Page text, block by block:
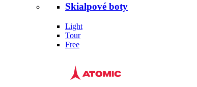
Skialpové boty
Light
Tour
Free